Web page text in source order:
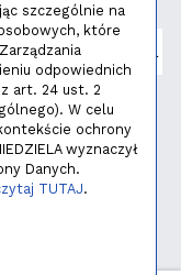
szczególnie na
które
odpowiednich
art. 24 ust. 2
W celu
ochrony
wyznaczył
Danych.
TUTAJ.